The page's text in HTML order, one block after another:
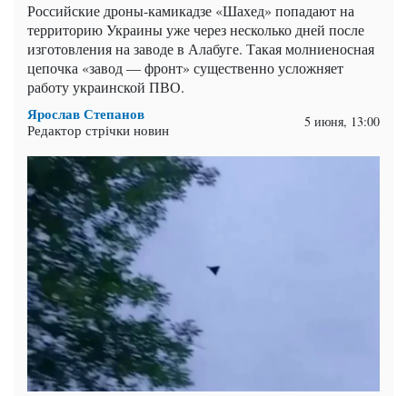
Российские дроны-камикадзе «Шахед» попадают на
территорию Украины уже через несколько дней после
изготовления на заводе в Алабуге. Такая молниеносная
цепочка «завод — фронт» существенно усложняет
работу украинской ПВО.
Ярослав Степанов
Редактор стрічки новин 5 июня, 13:00